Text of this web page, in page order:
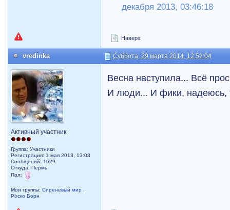
декабря 2013, 03:46:18
Наверх
vredinka Суббота, 29 марта 2014, 12:52:04
Активный участник
Группа: Участники
Регистрация: 1 мая 2013, 13:08
Сообщений: 1629
Откуда: Пермь
Пол:
Мои группы:Сиреневый мир
Роско Борн
Весна наступила... Всё
И люди... И фики, надеюсь,